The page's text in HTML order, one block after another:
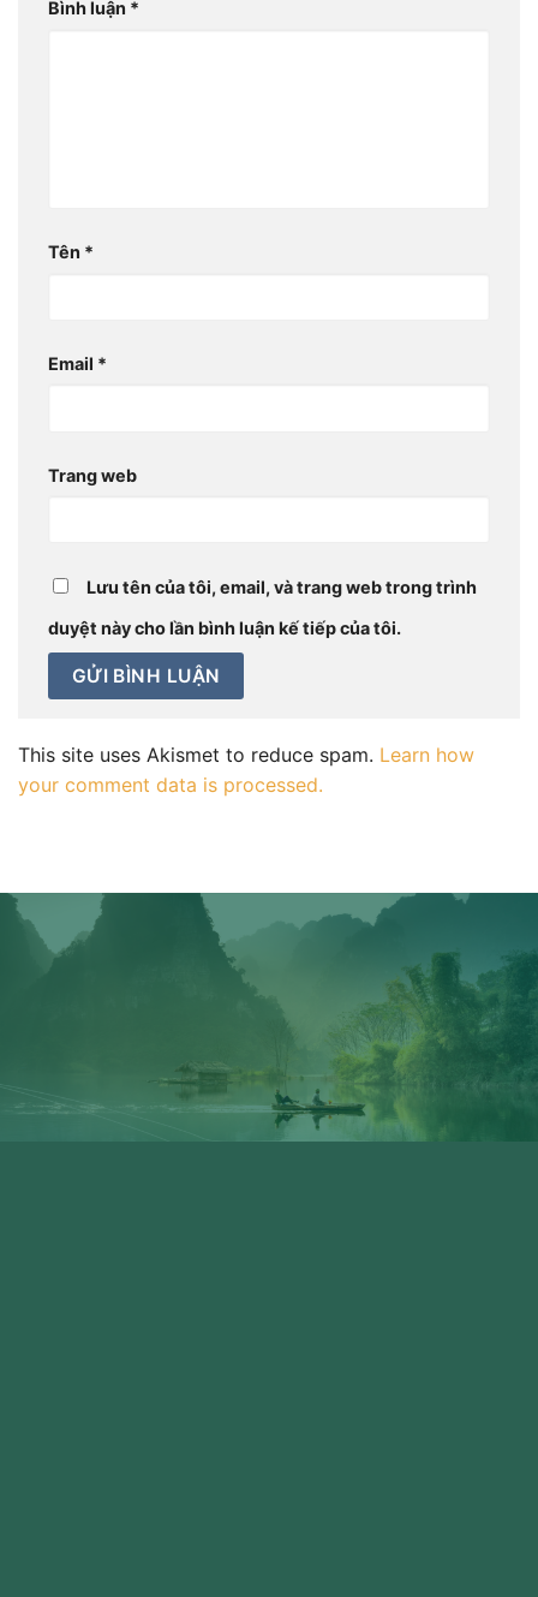
Bình luận *
Tên *
Email *
Trang web
Lưu tên của tôi, email, và trang web trong trình
duyệt này cho lần bình luận kế tiếp của tôi.
This site uses Akismet to reduce spam. Learn how
your comment data is processed.